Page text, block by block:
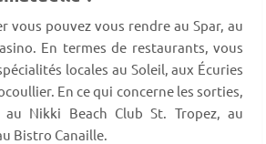
vous pouvez vous rendre au Spar, au
En termes de restaurants, vous
locales au Soleil, aux Écuries
En ce qui concerne les sorties,
Nikki Beach Club St. Tropez, au
Bistro Canaille.